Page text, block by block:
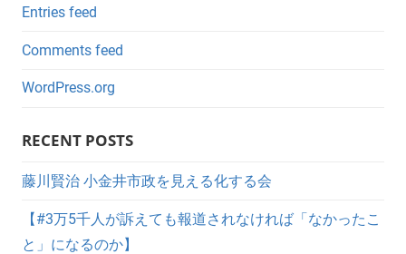
Entries feed
Comments feed
WordPress.org
RECENT POSTS
藤川賢治 小金井市政を見える化する会
【#3万5千人が訴えても報道されなければ「なかったこ
と」になるのか】